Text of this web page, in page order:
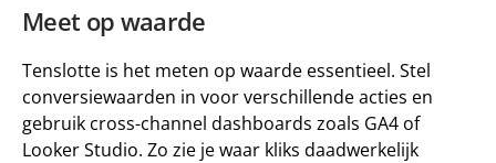
Meet op waarde
Tenslotte is het meten op waarde essentieel. Stel
conversiewaarden in voor verschillende acties en
gebruik cross-channel dashboards zoals GA4 of
Looker Studio. Zo zie je waar kliks daadwerkelijk